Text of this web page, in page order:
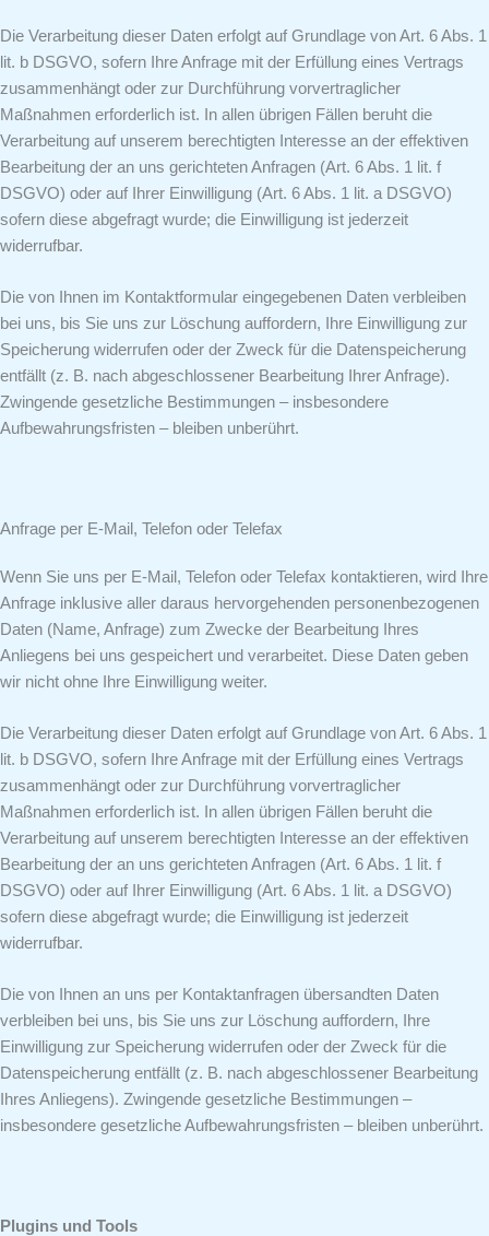
Die Verarbeitung dieser Daten erfolgt auf Grundlage von Art. 6 Abs. 1
lit. b DSGVO, sofern Ihre Anfrage mit der Erfüllung eines Vertrags
zusammenhängt oder zur Durchführung vorvertraglicher
Maßnahmen erforderlich ist. In allen übrigen Fällen beruht die
Verarbeitung auf unserem berechtigten Interesse an der effektiven
Bearbeitung der an uns gerichteten Anfragen (Art. 6 Abs. 1 lit. f
DSGVO) oder auf Ihrer Einwilligung (Art. 6 Abs. 1 lit. a DSGVO)
sofern diese abgefragt wurde; die Einwilligung ist jederzeit
widerrufbar.
Die von Ihnen im Kontaktformular eingegebenen Daten verbleiben
bei uns, bis Sie uns zur Löschung auffordern, Ihre Einwilligung zur
Speicherung widerrufen oder der Zweck für die Datenspeicherung
entfällt (z. B. nach abgeschlossener Bearbeitung Ihrer Anfrage).
Zwingende gesetzliche Bestimmungen – insbesondere
Aufbewahrungsfristen – bleiben unberührt.
Anfrage per E-Mail, Telefon oder Telefax
Wenn Sie uns per E-Mail, Telefon oder Telefax kontaktieren, wird Ihre
Anfrage inklusive aller daraus hervorgehenden personenbezogenen
Daten (Name, Anfrage) zum Zwecke der Bearbeitung Ihres
Anliegens bei uns gespeichert und verarbeitet. Diese Daten geben
wir nicht ohne Ihre Einwilligung weiter.
Die Verarbeitung dieser Daten erfolgt auf Grundlage von Art. 6 Abs. 1
lit. b DSGVO, sofern Ihre Anfrage mit der Erfüllung eines Vertrags
zusammenhängt oder zur Durchführung vorvertraglicher
Maßnahmen erforderlich ist. In allen übrigen Fällen beruht die
Verarbeitung auf unserem berechtigten Interesse an der effektiven
Bearbeitung der an uns gerichteten Anfragen (Art. 6 Abs. 1 lit. f
DSGVO) oder auf Ihrer Einwilligung (Art. 6 Abs. 1 lit. a DSGVO)
sofern diese abgefragt wurde; die Einwilligung ist jederzeit
widerrufbar.
Die von Ihnen an uns per Kontaktanfragen übersandten Daten
verbleiben bei uns, bis Sie uns zur Löschung auffordern, Ihre
Einwilligung zur Speicherung widerrufen oder der Zweck für die
Datenspeicherung entfällt (z. B. nach abgeschlossener Bearbeitung
Ihres Anliegens). Zwingende gesetzliche Bestimmungen –
insbesondere gesetzliche Aufbewahrungsfristen – bleiben unberührt.
Plugins und Tools